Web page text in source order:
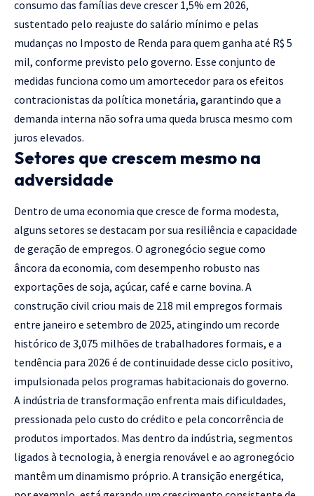
consumo das famílias deve crescer 1,5% em 2026,
sustentado pelo reajuste do salário mínimo e pelas
mudanças no Imposto de Renda para quem ganha até R$ 5
mil, conforme previsto pelo governo. Esse conjunto de
medidas funciona como um amortecedor para os efeitos
contracionistas da política monetária, garantindo que a
demanda interna não sofra uma queda brusca mesmo com
juros elevados.
Setores que crescem mesmo na
adversidade
Dentro de uma economia que cresce de forma modesta,
alguns setores se destacam por sua resiliência e capacidade
de geração de empregos. O agronegócio segue como
âncora da economia, com desempenho robusto nas
exportações de soja, açúcar, café e carne bovina. A
construção civil criou mais de 218 mil empregos formais
entre janeiro e setembro de 2025, atingindo um recorde
histórico de 3,075 milhões de trabalhadores formais, e a
tendência para 2026 é de continuidade desse ciclo positivo,
impulsionada pelos programas habitacionais do governo.
A indústria de transformação enfrenta mais dificuldades,
pressionada pelo custo do crédito e pela concorrência de
produtos importados. Mas dentro da indústria, segmentos
ligados à tecnologia, à energia renovável e ao agronegócio
mantêm um dinamismo próprio. A transição energética,